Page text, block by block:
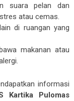
suara pelan dan
atau cemas.
di ruangan yang
makanan atau
informasi
Kartika Pulomas